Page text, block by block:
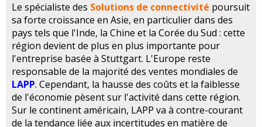
Le spécialiste des Solutions de connectivité poursuit
sa forte croissance en Asie, en particulier dans des
pays tels que l'Inde, la Chine et la Corée du Sud : cette
région devient de plus en plus importante pour
l'entreprise basée à Stuttgart. L'Europe reste
responsable de la majorité des ventes mondiales de
LAPP. Cependant, la hausse des coûts et la faiblesse
de l'économie pèsent sur l'activité dans cette région.
Sur le continent américain, LAPP va à contre-courant
de la tendance liée aux incertitudes en matière de